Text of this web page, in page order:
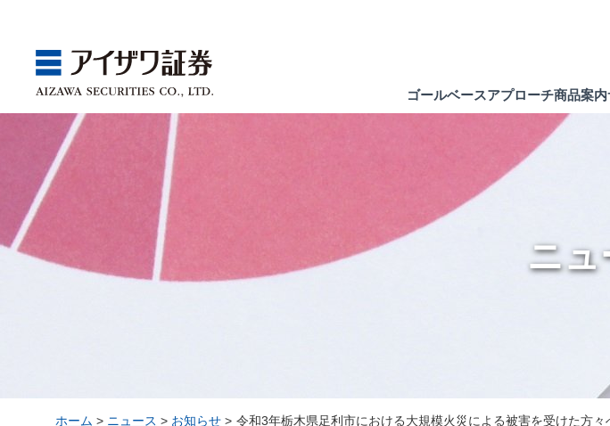
ゴールベースアプローチ
GBA
ゴールベースアプローチ
商品案内
Products
投資信託
債券
新商品情報
Service
Market
Store
中国・九州
Seminar
ニュ
ホーム > ニュース > お知らせ > 令和3年栃木県足利市における大規模火災による被害を受けた方々